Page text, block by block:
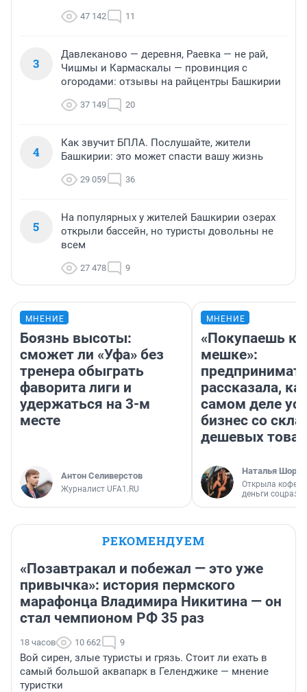
47 142 11
3
Давлеканово — деревня, Раевка — не рай,
Чишмы и Кармаскалы — провинция с
огородами: отзывы на райцентры Башкирии
37 149 20
4
Как звучит БПЛА. Послушайте, жители
Башкирии: это может спасти вашу жизнь
29 059 36
5
На популярных у жителей Башкирии озерах
открыли бассейн, но туристы довольны не
всем
27 478 9
МНЕНИЕ
Боязнь высоты:
сможет ли «Уфа» без
тренера обыграть
фаворита лиги и
удержаться на 3-м
месте
Антон Селиверстов
Журналист UFA1.RU
МНЕНИЕ
«Покупаешь
мешке»:
рассказала,
самом деле
бизнес со
дешевых
Наталья
Открыла
деньги
РЕКОМЕНДУЕМ
«Позавтракал и побежал — это уже
привычка»: история пермского
марафонца Владимира Никитина — он
стал чемпионом РФ 35 раз
18 часов 10 662 9
Вой сирен, злые туристы и грязь. Стоит ли ехать в
самый большой аквапарк в Геленджике — мнение
туристки